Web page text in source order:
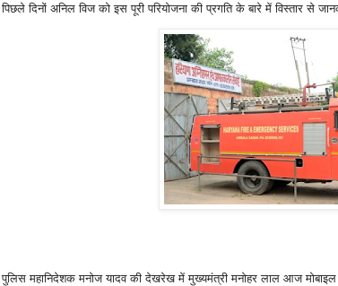
पिछले दिनों अनिल विज को इस पूरी परियोजना की प्रगति के बारे में विस्तार से
पुलिस महानिदेशक मनोज यादव की देखरेख में मुख्यमंत्री मनोहर लाल आज